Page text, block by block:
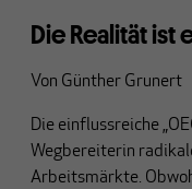
Die Realität ist
Von Günther Grunert
Die einflussreiche
Wegbereiterin
Arbeitsmärkte.